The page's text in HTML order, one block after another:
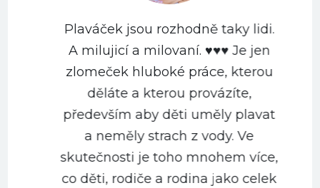
Plaváček jsou rozhodně taky lidi.
A milujicí a milovaní. ♥️♥️♥️ Je jen
zlomeček hluboké práce, kterou
děláte a kterou provázíte,
především aby děti uměly plavat
a neměly strach z vody. Ve
skutečnosti je toho mnohem více,
co děti, rodiče a rodina jako celek